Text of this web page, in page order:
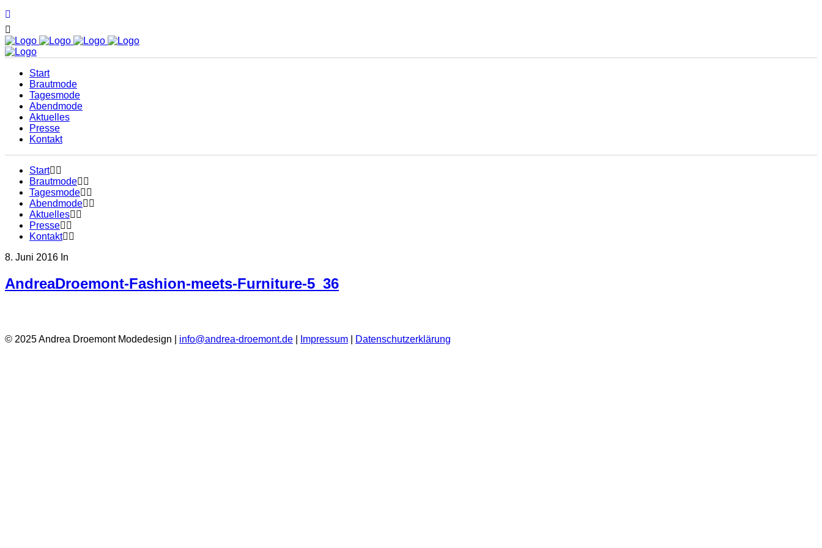
Start
Brautmode
Tagesmode
Abendmode
Aktuelles
Presse
Kontakt
Start
Brautmode
Tagesmode
Abendmode
Aktuelles
Presse
Kontakt
8. Juni 2016 In
AndreaDroemont-Fashion-meets-Furniture-5_36
© 2025 Andrea Droemont Modedesign | info@andrea-droemont.de Impressum Datenschutzerklärung